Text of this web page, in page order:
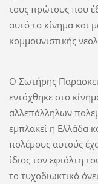
τους πρώτους που
αυτό το κίνημα και
κομμουνιστικής
Ο Σωτήρης
εντάχθηκε στο
αλλεπάλληλων
εμπλακεί η Ελλάδα
πολέμους αυτούς
ίδιος τον εφιάλτη
το τυχοδιωκτικό